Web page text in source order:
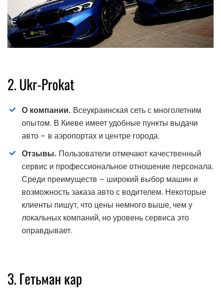
2. Ukr-Prokat
О компании. Всеукраинская сеть с многолетним
опытом. В Киеве имеет удобные пункты выдачи
авто – в аэропортах и центре города.
Отзывы. Пользователи отмечают качественный
сервис и профессиональное отношение персонала.
Среди преимуществ – широкий выбор машин и
возможность заказа авто с водителем. Некоторые
клиенты пишут, что цены немного выше, чем у
локальных компаний, но уровень сервиса это
оправдывает.
3. Гетьман кар